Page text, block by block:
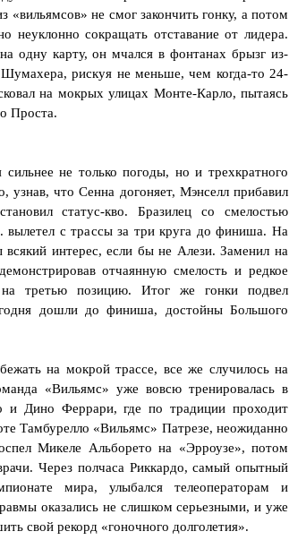
«вильямсов» не смог закончить гонку, а потом
неуклонно сокращать отставание от лидера.
одну карту, он мчался в фонтанах брызг из-
Шумахера, рискуя не меньше, чем когда-то 24-
на мокрых улицах Монте-Карло, пытаясь
Проста.
не только погоды, но и трехкратного
что Сенна догоняет, Мэнселл прибавил
статус-кво. Бразилец со смелостью
вылетел с трассы за три круга до финиша. На
всякий интерес, если бы не Алези. Заменил на
отчаянную смелость и редкое
на третью позицию. Итог же гонки подвел
дошли до финиша, достойны Большого
на мокрой трассе, все же случилось на
«Вильямс» уже вовсю тренировалась в
и Дино Феррари, где по традиции проходит
Тамбурелло «Вильямс» Патрезе, неожиданно
Микеле Альборето на «Эрроузе», потом
Через полчаса Риккардо, самый опытный
мира, улыбался телеоператорам и
оказались не слишком серьезными, и уже
свой рекорд «гоночного долголетия».